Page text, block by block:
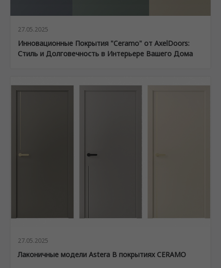
27.05.2025
Инновационные Покрытия "Ceramo" от AxelDoors:
Стиль и Долговечность в Интерьере Вашего Дома
27.05.2025
Лаконичные модели Astera В покрытиях CERAMO